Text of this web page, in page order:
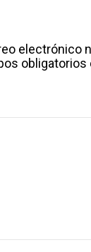
electrónico
obligatorios